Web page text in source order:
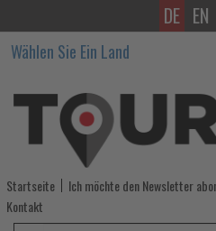
Sun
Siyam
Pasikudah
gewinnt
internationalen
Designpreis
DE EN
Wählen Sie Ein Land
Startseite Ich möchte den Newsletter
Kontakt